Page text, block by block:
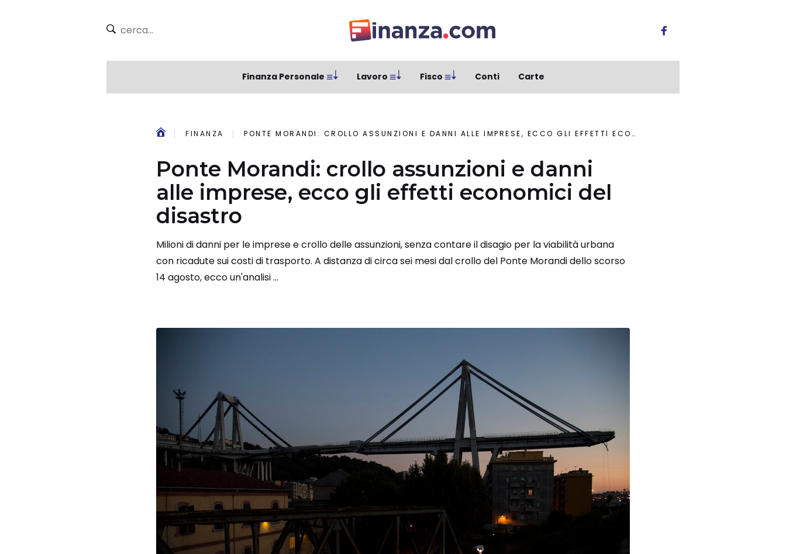
Finanza Personale Lavoro Fisco Conti Carte
FINANZA PONTE MORANDI: CROLLO ASSUNZIONI E DANNI ALLE IMPRESE, ECCO GLI EFFETTI ECONOMICI DEL DISASTRO
Ponte Morandi: crollo assunzioni e danni
alle imprese, ecco gli effetti economici del
disastro
Milioni di danni per le imprese e crollo delle assunzioni, senza contare il disagio per la viabilità urbana
con ricadute sui costi di trasporto. A distanza di circa sei mesi dal crollo del Ponte Morandi dello scorso
14 agosto, ecco un'analisi ...